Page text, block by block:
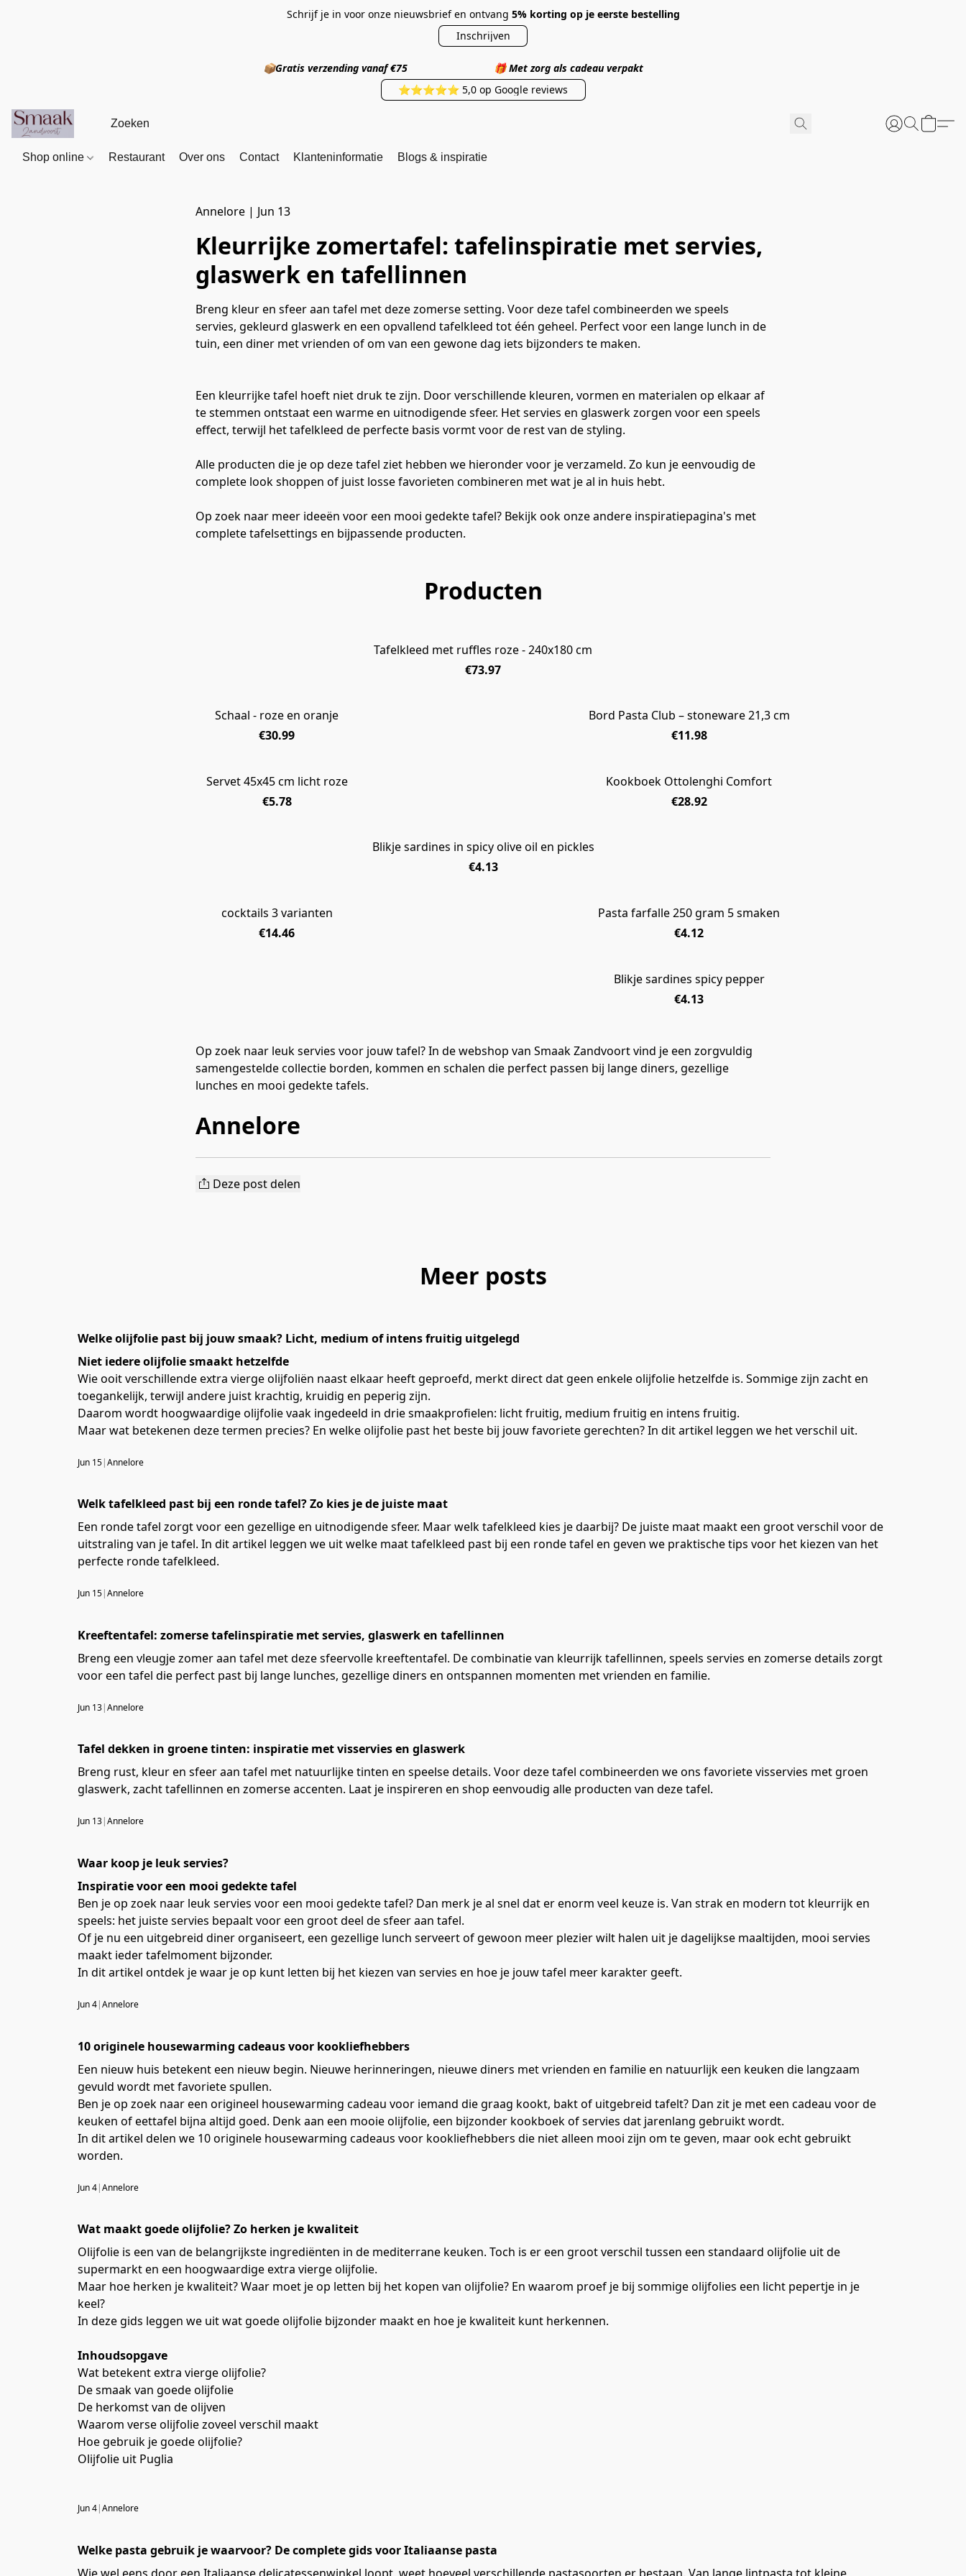
Schrijf je in voor onze nieuwsbrief en ontvang 5% korting op je eerste bestelling
Inschrijven
📦Gratis verzending vanaf €75 🎁Met zorg als cadeau verpakt
⭐⭐⭐⭐⭐ 5,0 op Google reviews
Shop online Restaurant Over ons Contact Klanteninformatie Blogs & inspiratie
Annelore | Jun 13
Kleurrijke zomertafel: tafelinspiratie met servies,
glaswerk en tafellinnen
Breng kleur en sfeer aan tafel met deze zomerse setting. Voor deze tafel combineerden we speels
servies, gekleurd glaswerk en een opvallend tafelkleed tot één geheel. Perfect voor een lange lunch in de
tuin, een diner met vrienden of om van een gewone dag iets bijzonders te maken.
Een kleurrijke tafel hoeft niet druk te zijn. Door verschillende kleuren, vormen en materialen op elkaar af
te stemmen ontstaat een warme en uitnodigende sfeer. Het servies en glaswerk zorgen voor een speels
effect, terwijl het tafelkleed de perfecte basis vormt voor de rest van de styling.
Alle producten die je op deze tafel ziet hebben we hieronder voor je verzameld. Zo kun je eenvoudig de
complete look shoppen of juist losse favorieten combineren met wat je al in huis hebt.
Op zoek naar meer ideeën voor een mooi gedekte tafel? Bekijk ook onze andere inspiratiepagina's met
complete tafelsettings en bijpassende producten.
Producten
Tafelkleed met ruffles roze - 240x180 cm
€73.97
Schaal - roze en oranje
€30.99
Bord Pasta Club – stoneware 21,3 cm
€11.98
Servet 45x45 cm licht roze
€5.78
Kookboek Ottolenghi Comfort
€28.92
Blikje sardines in spicy olive oil en pickles
€4.13
Pasta farfalle 250 gram 5 smaken
€4.12
cocktails 3 varianten
€14.46
Blikje sardines spicy pepper
€4.13
Op zoek naar leuk servies voor jouw tafel? In de webshop van Smaak Zandvoort vind je een zorgvuldig
samengestelde collectie borden, kommen en schalen die perfect passen bij lange diners, gezellige
lunches en mooi gedekte tafels.
Annelore
Deze post delen
Meer posts
Welke olijfolie past bij jouw smaak? Licht, medium of intens fruitig uitgelegd
Niet iedere olijfolie smaakt hetzelfde
Wie ooit verschillende extra vierge olijfoliën naast elkaar heeft geproefd, merkt direct dat geen enkele olijfolie hetzelfde is. Sommige zijn zacht en
toegankelijk, terwijl andere juist krachtig, kruidig en peperig zijn.
Daarom wordt hoogwaardige olijfolie vaak ingedeeld in drie smaakprofielen: licht fruitig, medium fruitig en intens fruitig.
Maar wat betekenen deze termen precies? En welke olijfolie past het beste bij jouw favoriete gerechten? In dit artikel leggen we het verschil uit.
Jun 15|Annelore
Welk tafelkleed past bij een ronde tafel? Zo kies je de juiste maat
Een ronde tafel zorgt voor een gezellige en uitnodigende sfeer. Maar welk tafelkleed kies je daarbij? De juiste maat maakt een groot verschil voor de
uitstraling van je tafel. In dit artikel leggen we uit welke maat tafelkleed past bij een ronde tafel en geven we praktische tips voor het kiezen van het
perfecte ronde tafelkleed.
Jun 15|Annelore
Kreeftentafel: zomerse tafelinspiratie met servies, glaswerk en tafellinnen
Breng een vleugje zomer aan tafel met deze sfeervolle kreeftentafel. De combinatie van kleurrijk tafellinnen, speels servies en zomerse details zorgt
voor een tafel die perfect past bij lange lunches, gezellige diners en ontspannen momenten met vrienden en familie.
Jun 13|Annelore
Tafel dekken in groene tinten: inspiratie met visservies en glaswerk
Breng rust, kleur en sfeer aan tafel met natuurlijke tinten en speelse details. Voor deze tafel combineerden we ons favoriete visservies met groen
glaswerk, zacht tafellinnen en zomerse accenten. Laat je inspireren en shop eenvoudig alle producten van deze tafel.
Jun 13|Annelore
Waar koop je leuk servies?
Inspiratie voor een mooi gedekte tafel
Ben je op zoek naar leuk servies voor een mooi gedekte tafel? Dan merk je al snel dat er enorm veel keuze is. Van strak en modern tot kleurrijk en
speels: het juiste servies bepaalt voor een groot deel de sfeer aan tafel.
Of je nu een uitgebreid diner organiseert, een gezellige lunch serveert of gewoon meer plezier wilt halen uit je dagelijkse maaltijden, mooi servies
maakt ieder tafelmoment bijzonder.
In dit artikel ontdek je waar je op kunt letten bij het kiezen van servies en hoe je jouw tafel meer karakter geeft.
Jun 4|Annelore
10 originele housewarming cadeaus voor kookliefhebbers
Een nieuw huis betekent een nieuw begin. Nieuwe herinneringen, nieuwe diners met vrienden en familie en natuurlijk een keuken die langzaam
gevuld wordt met favoriete spullen.
Ben je op zoek naar een origineel housewarming cadeau voor iemand die graag kookt, bakt of uitgebreid tafelt? Dan zit je met een cadeau voor de
keuken of eettafel bijna altijd goed. Denk aan een mooie olijfolie, een bijzonder kookboek of servies dat jarenlang gebruikt wordt.
In dit artikel delen we 10 originele housewarming cadeaus voor kookliefhebbers die niet alleen mooi zijn om te geven, maar ook echt gebruikt
worden.
Jun 4|Annelore
Wat maakt goede olijfolie? Zo herken je kwaliteit
Olijfolie is een van de belangrijkste ingrediënten in de mediterrane keuken. Toch is er een groot verschil tussen een standaard olijfolie uit de
supermarkt en een hoogwaardige extra vierge olijfolie.
Maar hoe herken je kwaliteit? Waar moet je op letten bij het kopen van olijfolie? En waarom proef je bij sommige olijfolies een licht pepertje in je
keel?
In deze gids leggen we uit wat goede olijfolie bijzonder maakt en hoe je kwaliteit kunt herkennen.
Inhoudsopgave
Wat betekent extra vierge olijfolie?
De smaak van goede olijfolie
De herkomst van de olijven
Waarom verse olijfolie zoveel verschil maakt
Hoe gebruik je goede olijfolie?
Olijfolie uit Puglia
Jun 4|Annelore
Welke pasta gebruik je waarvoor? De complete gids voor Italiaanse pasta